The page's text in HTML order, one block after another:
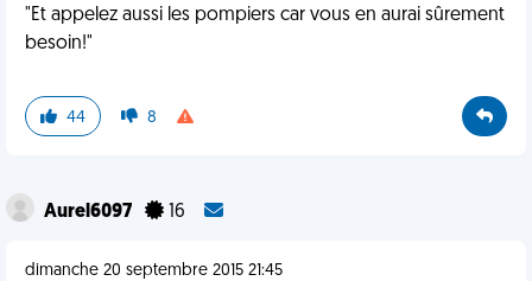
"Et appelez aussi les pompiers car vous en aurai sûrement
besoin!"
44 8
Aurel6097 16
dimanche 20 septembre 2015 21:45